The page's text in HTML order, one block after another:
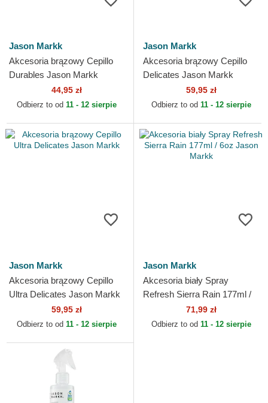
Jason Markk
Akcesoria brązowy Cepillo
Durables Jason Markk
44,95 zł
Odbierz to od 11 - 12 sierpie
Jason Markk
Akcesoria brązowy Cepillo
Delicates Jason Markk
59,95 zł
Odbierz to od 11 - 12 sierpie
Jason Markk
Akcesoria brązowy Cepillo
Ultra Delicates Jason Markk
59,95 zł
Odbierz to od 11 - 12 sierpie
Jason Markk
Akcesoria biały Spray
Refresh Sierra Rain 177ml /
6oz Jason Markk
71,99 zł
Odbierz to od 11 - 12 sierpie